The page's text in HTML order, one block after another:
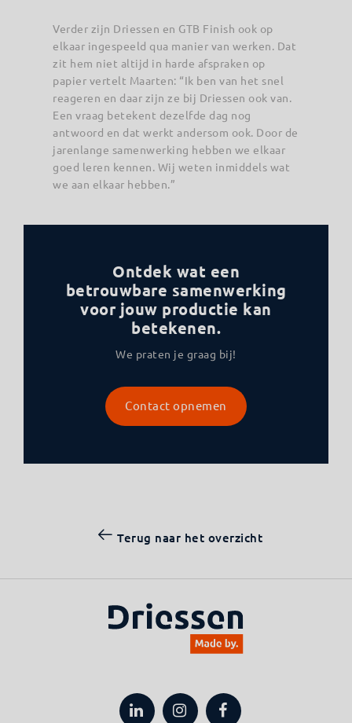
Verder zijn Driessen en GTB Finish ook op
elkaar ingespeeld qua manier van werken. Dat
zit hem niet altijd in harde afspraken op
papier vertelt Maarten: “Ik ben van het snel
reageren en daar zijn ze bij Driessen ook van.
Een vraag betekent dezelfde dag nog
antwoord en dat werkt andersom ook. Door de
jarenlange samenwerking hebben we elkaar
goed leren kennen. Wij weten inmiddels wat
we aan elkaar hebben.”
Ontdek wat een
betrouwbare samenwerking
voor jouw productie kan
betekenen.
We praten je graag bij!
Contact opnemen
Terug naar het overzicht